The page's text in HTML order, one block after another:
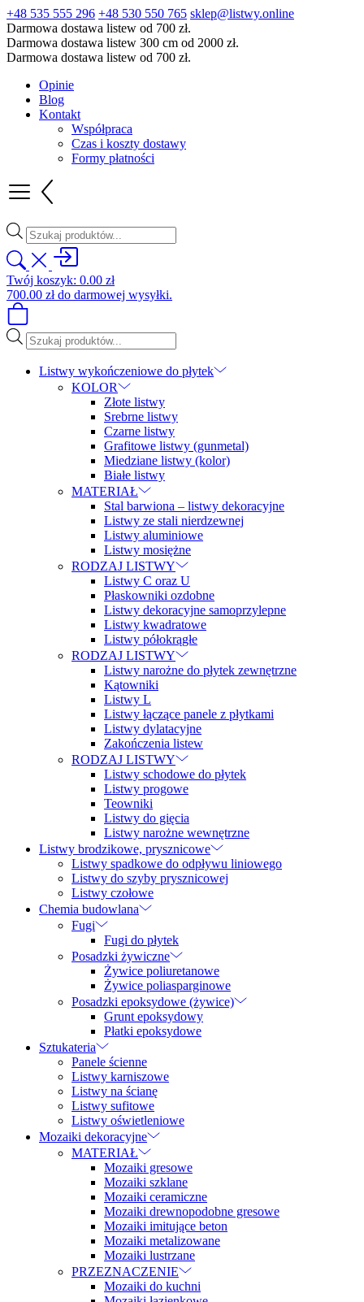
+48 535 555 296 +48 530 550 765 sklep@listwy.online
Darmowa dostawa listew od 700 zł.
Darmowa dostawa listew 300 cm od 2000 zł.
Darmowa dostawa listew od 700 zł.
Opinie
Blog
Kontakt
Współpraca
Czas i koszty dostawy
Formy płatności
Wyszukiwarka
produktów
Twój koszyk: 0.00 zł
700.00 złdo darmowej wysyłki.
Wyszukiwarka
produktów
Listwy wykończeniowe do płytek
KOLOR
Złote listwy
Srebrne listwy
Czarne listwy
Grafitowe listwy (gunmetal)
Miedziane listwy (kolor)
Białe listwy
MATERIAŁ
Stal barwiona – listwy dekoracyjne
Listwy ze stali nierdzewnej
Listwy aluminiowe
Listwy mosiężne
RODZAJ LISTWY
Listwy C oraz U
Płaskowniki ozdobne
Listwy dekoracyjne samoprzylepne
Listwy kwadratowe
Listwy półokrągłe
RODZAJ LISTWY
Listwy narożne do płytek zewnętrzne
Kątowniki
Listwy L
Listwy łączące panele z płytkami
Listwy dylatacyjne
Zakończenia listew
RODZAJ LISTWY
Listwy schodowe do płytek
Listwy progowe
Teowniki
Listwy do gięcia
Listwy narożne wewnętrzne
Listwy brodzikowe, prysznicowe
Listwy spadkowe do odpływu liniowego
Listwy do szyby prysznicowej
Listwy czołowe
Chemia budowlana
Fugi
Fugi do płytek
Posadzki żywiczne
Żywice poliuretanowe
Żywice poliasparginowe
Posadzki epoksydowe (żywice)
Grunt epoksydowy
Płatki epoksydowe
Sztukateria
Panele ścienne
Listwy karniszowe
Listwy na ścianę
Listwy sufitowe
Listwy oświetleniowe
Mozaiki dekoracyjne
MATERIAŁ
Mozaiki gresowe
Mozaiki szklane
Mozaiki ceramiczne
Mozaiki drewnopodobne gresowe
Mozaiki imitujące beton
Mozaiki metalizowane
Mozaiki lustrzane
PRZEZNACZENIE
Mozaiki do kuchni